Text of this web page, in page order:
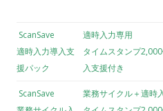
ScanSave
適時入力導入支
援パック
適時入力専用
タイムスタンプ
入支援付き
ScanSave
業務サイクル＋適時